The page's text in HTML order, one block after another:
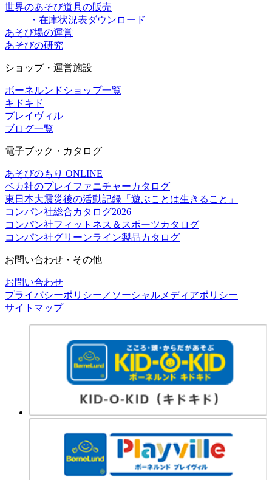
世界のあそび道具の販売
・在庫状況表ダウンロード
あそび場の運営
あそびの研究
ショップ・運営施設
ボーネルンドショップ一覧
キドキド
プレイヴィル
ブログ一覧
電子ブック・カタログ
あそびのもり ONLINE
ベカ社のプレイファニチャーカタログ
東日本大震災後の活動記録「遊ぶことは生きること」
コンパン社総合カタログ2026
コンパン社フィットネス＆スポーツカタログ
コンパン社グリーンライン製品カタログ
お問い合わせ・その他
お問い合わせ
プライバシーポリシー／ソーシャルメディアポリシー
サイトマップ